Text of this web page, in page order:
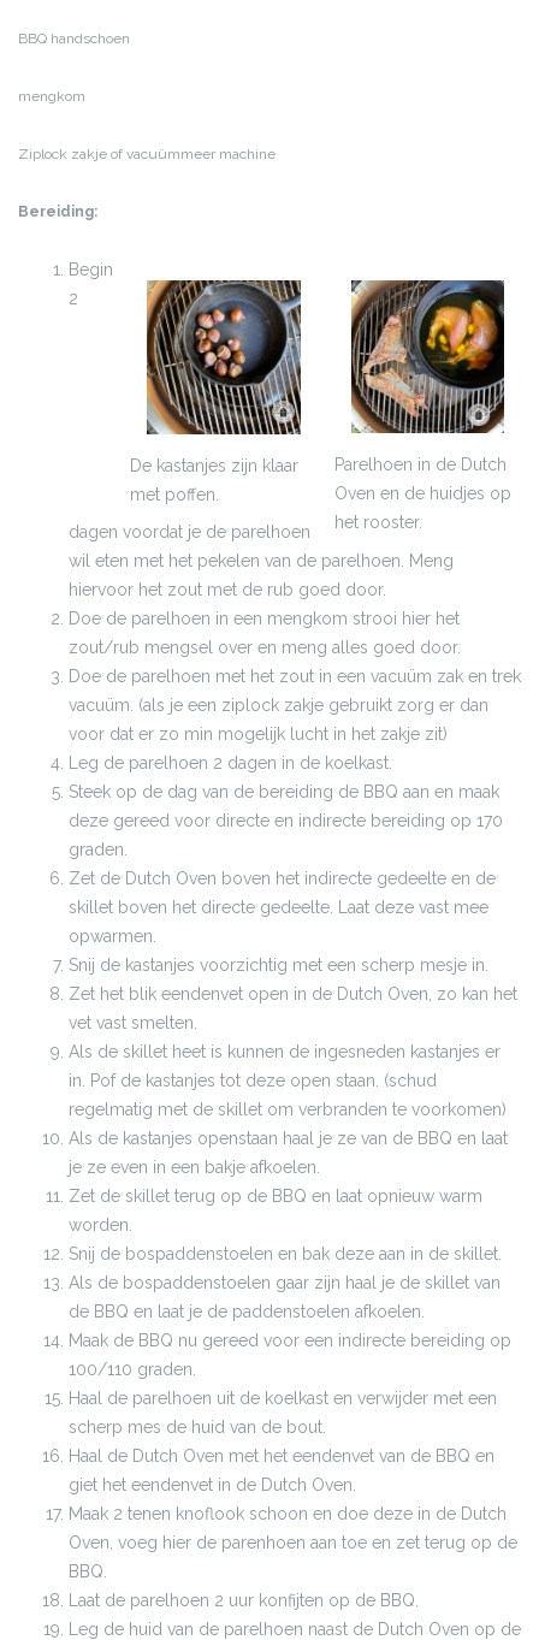
BBQ handschoen
mengkom
Ziplock zakje of vacuümmeer machine
Bereiding:
Parelhoen in de Dutch
Oven en de huidjes op
het rooster.
De kastanjes zijn klaar
met poffen.
Begin
2
dagen voordat je de parelhoen
wil eten met het pekelen van de parelhoen. Meng
hiervoor het zout met de rub goed door.
Doe de parelhoen in een mengkom strooi hier het
zout/rub mengsel over en meng alles goed door.
Doe de parelhoen met het zout in een vacuüm zak en trek
vacuüm. (als je een ziplock zakje gebruikt zorg er dan
voor dat er zo min mogelijk lucht in het zakje zit)
Leg de parelhoen 2 dagen in de koelkast.
Steek op de dag van de bereiding de BBQ aan en maak
deze gereed voor directe en indirecte bereiding op 170
graden.
Zet de Dutch Oven boven het indirecte gedeelte en de
skillet boven het directe gedeelte. Laat deze vast mee
opwarmen.
Snij de kastanjes voorzichtig met een scherp mesje in.
Zet het blik eendenvet open in de Dutch Oven, zo kan het
vet vast smelten.
Als de skillet heet is kunnen de ingesneden kastanjes er
in. Pof de kastanjes tot deze open staan. (schud
regelmatig met de skillet om verbranden te voorkomen)
Als de kastanjes openstaan haal je ze van de BBQ en laat
je ze even in een bakje afkoelen.
Zet de skillet terug op de BBQ en laat opnieuw warm
worden.
Snij de bospaddenstoelen en bak deze aan in de skillet.
Als de bospaddenstoelen gaar zijn haal je de skillet van
de BBQ en laat je de paddenstoelen afkoelen.
Maak de BBQ nu gereed voor een indirecte bereiding op
100/110 graden.
Haal de parelhoen uit de koelkast en verwijder met een
scherp mes de huid van de bout.
Haal de Dutch Oven met het eendenvet van de BBQ en
giet het eendenvet in de Dutch Oven.
Maak 2 tenen knoflook schoon en doe deze in de Dutch
Oven, voeg hier de parenhoen aan toe en zet terug op de
BBQ.
Laat de parelhoen 2 uur konfijten op de BBQ.
Leg de huid van de parelhoen naast de Dutch Oven op de